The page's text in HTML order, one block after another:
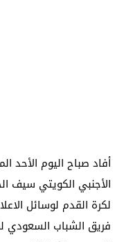
الأجنبي الكويتي سيف
لكرة القدم لوسائل
فريق الشباب السعودي